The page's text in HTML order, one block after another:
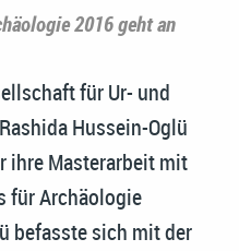
2016 geht an
für Ur- und
Hussein-Oglü
ihre Masterarbeit mit
für Archäologie
befasste sich mit der